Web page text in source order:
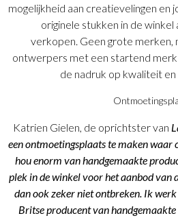
mogelijkheid aan creatievelingen en
originele stukken in de
verkopen. Geen grote merken,
ontwerpers met een startend
de nadruk op kwaliteit en
Katrien Gielen, de oprichtster van
een ontmoetingsplaats te maken
hou enorm van handgemaakte
plek in de winkel voor het aanbod van
dan ook zeker niet ontbreken. Ik
Britse producent van handgemaakte